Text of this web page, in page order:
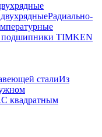
Радиально-
TIMKEN
сталиИз
С квадратным